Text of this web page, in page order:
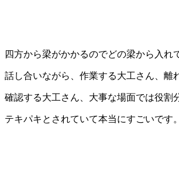
四方から梁がかかるのでどの梁から入れ
話し合いながら、作業する大工さん、離
確認する大工さん、大事な場面では役割
テキパキとされていて本当にすごいです。